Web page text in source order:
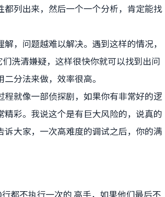
列出来，然后一个一个分析，肯定能找
，问题越难以解决。遇到这样的情况，
洗清嫌疑，这样很快你就可以找到出问
分法来做，效率很高。
就像一部侦探剧，如果你有非常好的逻
彩。我说这个是有巨大风险的，说真的
大家，一次高难度的调试之后，你的满
都不执行一次的 高手，如果他们最后不